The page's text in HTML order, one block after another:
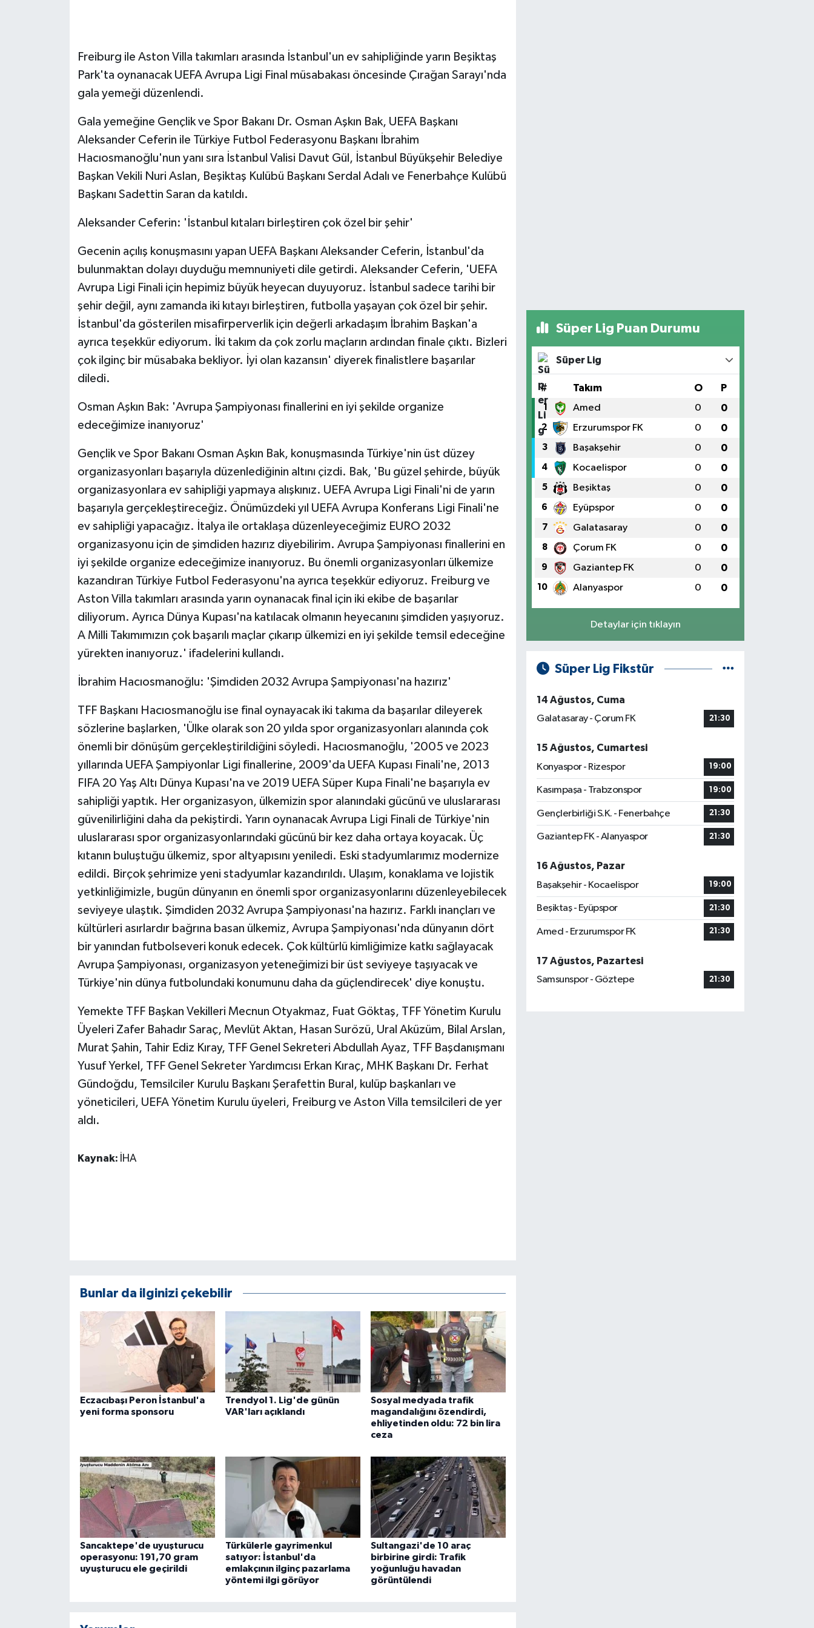
Freiburg ile Aston Villa takımları arasında İstanbul'un ev sahipliğinde yarın Beşiktaş
Park'ta oynanacak UEFA Avrupa Ligi Final müsabakası öncesinde Çırağan Sarayı'nda
gala yemeği düzenlendi.
Gala yemeğine Gençlik ve Spor Bakanı Dr. Osman Aşkın Bak, UEFA Başkanı
Aleksander Ceferin ile Türkiye Futbol Federasyonu Başkanı İbrahim
Hacıosmanoğlu'nun yanı sıra İstanbul Valisi Davut Gül, İstanbul Büyükşehir Belediye
Başkan Vekili Nuri Aslan, Beşiktaş Kulübü Başkanı Serdal Adalı ve Fenerbahçe Kulübü
Başkanı Sadettin Saran da katıldı.
Aleksander Ceferin: 'İstanbul kıtaları birleştiren çok özel bir şehir'
Gecenin açılış konuşmasını yapan UEFA Başkanı Aleksander Ceferin, İstanbul'da
bulunmaktan dolayı duyduğu memnuniyeti dile getirdi. Aleksander Ceferin, 'UEFA
Avrupa Ligi Finali için hepimiz büyük heyecan duyuyoruz. İstanbul sadece tarihi bir
şehir değil, aynı zamanda iki kıtayı birleştiren, futbolla yaşayan çok özel bir şehir.
İstanbul'da gösterilen misafirperverlik için değerli arkadaşım İbrahim Başkan'a
ayrıca teşekkür ediyorum. İki takım da çok zorlu maçların ardından finale çıktı. Bizleri
çok ilginç bir müsabaka bekliyor. İyi olan kazansın' diyerek finalistlere başarılar
diledi.
Osman Aşkın Bak: 'Avrupa Şampiyonası finallerini en iyi şekilde organize
edeceğimize inanıyoruz'
Gençlik ve Spor Bakanı Osman Aşkın Bak, konuşmasında Türkiye'nin üst düzey
organizasyonları başarıyla düzenlediğinin altını çizdi. Bak, 'Bu güzel şehirde, büyük
organizasyonlara ev sahipliği yapmaya alışkınız. UEFA Avrupa Ligi Finali'ni de yarın
başarıyla gerçekleştireceğiz. Önümüzdeki yıl UEFA Avrupa Konferans Ligi Finali'ne
ev sahipliği yapacağız. İtalya ile ortaklaşa düzenleyeceğimiz EURO 2032
organizasyonu için de şimdiden hazırız diyebilirim. Avrupa Şampiyonası finallerini en
iyi şekilde organize edeceğimize inanıyoruz. Bu önemli organizasyonları ülkemize
kazandıran Türkiye Futbol Federasyonu'na ayrıca teşekkür ediyoruz. Freiburg ve
Aston Villa takımları arasında yarın oynanacak final için iki ekibe de başarılar
diliyorum. Ayrıca Dünya Kupası'na katılacak olmanın heyecanını şimdiden yaşıyoruz.
A Milli Takımımızın çok başarılı maçlar çıkarıp ülkemizi en iyi şekilde temsil edeceğine
yürekten inanıyoruz.' ifadelerini kullandı.
İbrahim Hacıosmanoğlu: 'Şimdiden 2032 Avrupa Şampiyonası'na hazırız'
TFF Başkanı Hacıosmanoğlu ise final oynayacak iki takıma da başarılar dileyerek
sözlerine başlarken, 'Ülke olarak son 20 yılda spor organizasyonları alanında çok
önemli bir dönüşüm gerçekleştirildiğini söyledi. Hacıosmanoğlu, '2005 ve 2023
yıllarında UEFA Şampiyonlar Ligi finallerine, 2009'da UEFA Kupası Finali'ne, 2013
FIFA 20 Yaş Altı Dünya Kupası'na ve 2019 UEFA Süper Kupa Finali'ne başarıyla ev
sahipliği yaptık. Her organizasyon, ülkemizin spor alanındaki gücünü ve uluslararası
güvenilirliğini daha da pekiştirdi. Yarın oynanacak Avrupa Ligi Finali de Türkiye'nin
uluslararası spor organizasyonlarındaki gücünü bir kez daha ortaya koyacak. Üç
kıtanın buluştuğu ülkemiz, spor altyapısını yeniledi. Eski stadyumlarımız modernize
edildi. Birçok şehrimize yeni stadyumlar kazandırıldı. Ulaşım, konaklama ve lojistik
yetkinliğimizle, bugün dünyanın en önemli spor organizasyonlarını düzenleyebilecek
seviyeye ulaştık. Şimdiden 2032 Avrupa Şampiyonası'na hazırız. Farklı inançları ve
kültürleri asırlardır bağrına basan ülkemiz, Avrupa Şampiyonası'nda dünyanın dört
bir yanından futbolseveri konuk edecek. Çok kültürlü kimliğimize katkı sağlayacak
Avrupa Şampiyonası, organizasyon yeteneğimizi bir üst seviyeye taşıyacak ve
Türkiye'nin dünya futbolundaki konumunu daha da güçlendirecek' diye konuştu.
Yemekte TFF Başkan Vekilleri Mecnun Otyakmaz, Fuat Göktaş, TFF Yönetim Kurulu
Üyeleri Zafer Bahadır Saraç, Mevlüt Aktan, Hasan Surözü, Ural Aküzüm, Bilal Arslan,
Murat Şahin, Tahir Ediz Kıray, TFF Genel Sekreteri Abdullah Ayaz, TFF Başdanışmanı
Yusuf Yerkel, TFF Genel Sekreter Yardımcısı Erkan Kıraç, MHK Başkanı Dr. Ferhat
Gündoğdu, Temsilciler Kurulu Başkanı Şerafettin Bural, kulüp başkanları ve
yöneticileri, UEFA Yönetim Kurulu üyeleri, Freiburg ve Aston Villa temsilcileri de yer
aldı.
Kaynak: İHA
Bunlar da ilginizi çekebilir
Eczacıbaşı Peron İstanbul'a
yeni forma sponsoru
Trendyol 1. Lig'de günün
VAR'ları açıklandı
Sosyal medyada trafik
magandalığını özendirdi,
ehliyetinden oldu: 72 bin lira
ceza
Sancaktepe'de uyuşturucu
operasyonu: 191,70 gram
uyuşturucu ele geçirildi
Türkülerle gayrimenkul
satıyor: İstanbul'da
emlakçının ilginç pazarlama
yöntemi ilgi görüyor
Sultangazi'de 10 araç
birbirine girdi: Trafik
yoğunluğu havadan
görüntülendi
Süper Lig Puan Durumu
Süper Lig
# Takım O P
1 Amed 0 0
2 Erzurumspor FK 0 0
3 Başakşehir 0 0
4 Kocaelispor 0 0
5 Beşiktaş 0 0
6 Eyüpspor 0 0
7 Galatasaray 0 0
8 Çorum FK 0 0
9 Gaziantep FK 0 0
10 Alanyaspor 0 0
Detaylar için tıklayın
Süper Lig Fikstür
14 Ağustos, Cuma
Galatasaray - Çorum FK
21:30
15 Ağustos, Cumartesi
Konyaspor - Rizespor
19:00
Kasımpaşa - Trabzonspor 19:00
Gençlerbirliği S.K. - Fenerbahçe 21:30
Gaziantep FK - Alanyaspor 21:30
16 Ağustos, Pazar
Başakşehir - Kocaelispor
19:00
Beşiktaş - Eyüpspor 21:30
Amed - Erzurumspor FK 21:30
17 Ağustos, Pazartesi
Samsunspor - Göztepe
21:30
GÜNDEM
HABERDE İNSAN
İş Dünyası
KÜLTÜR SANAT
MAGAZİN
POLİTİKA
SPOR HABERLERİ
TEKNOLOJİ
ÜLKE GÜNDEMİ